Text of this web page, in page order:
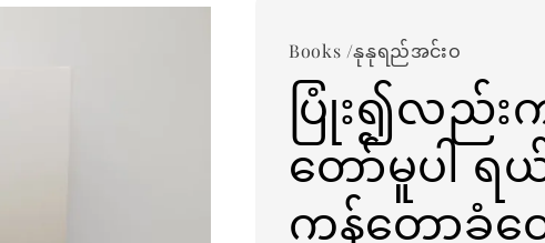
Books /နုနုရည်အင်းဝ
ပြုံး၍လည်း
တော်မူပါ
ကန်တော့ခံတ